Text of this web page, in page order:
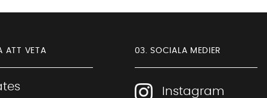
ATT VETA 03. SOCIALA MEDIER
Instagram